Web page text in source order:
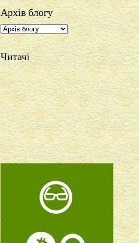
Архів блогу
Читачі